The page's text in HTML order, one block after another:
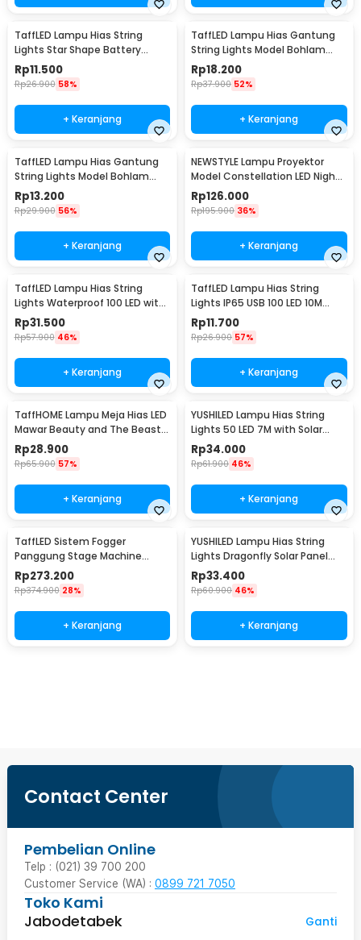
TaffLED Lampu Hias String
Lights Star Shape Battery
Power 20 LED 3M - 2G11
Rp11.500
Rp26.900 58%
+ Keranjang
TaffLED Lampu Hias Gantung
String Lights Model Bohlam
Mini Waterproof 6M - ZYD0931
Rp18.200
Rp37.900 52%
+ Keranjang
TaffLED Lampu Hias Gantung
String Lights Model Bohlam
Mini Waterproof 3M - ZYD0931
Rp13.200
Rp29.900 56%
+ Keranjang
NEWSTYLE Lampu Proyektor
Model Constellation LED Night
Light 3W 5V - NL-USB
Rp126.000
Rp195.900 36%
+ Keranjang
TaffLED Lampu Hias String
Lights Waterproof 100 LED with
Solar Panel - M071
Rp31.500
Rp57.900 46%
+ Keranjang
TaffLED Lampu Hias String
Lights IP65 USB 100 LED 10M
Warm White - TDC-01
Rp11.700
Rp26.900 57%
+ Keranjang
TaffHOME Lampu Meja Hias LED
Mawar Beauty and The Beast
Warm White - AC01
Rp28.900
Rp65.900 57%
+ Keranjang
YUSHILED Lampu Hias String
Lights 50 LED 7M with Solar
Panel - M072
Rp34.000
Rp61.900 46%
+ Keranjang
TaffLED Sistem Fogger
Panggung Stage Machine
Ejector with RGB LED - KY-
LED500
Rp273.200
Rp374.900 28%
+ Keranjang
YUSHILED Lampu Hias String
Lights Dragonfly Solar Panel
IP65 8 Modes 20 LED - M088
Rp33.400
Rp60.900 46%
+ Keranjang
Contact Center
Pembelian Online
Telp : (021) 39 700 200
Customer Service (WA) : 0899 721 7050
Toko Kami
Jabodetabek
Ganti